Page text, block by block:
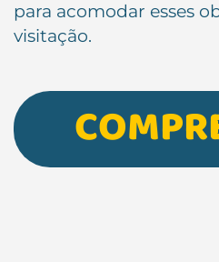
para acomodar esses
visitação.